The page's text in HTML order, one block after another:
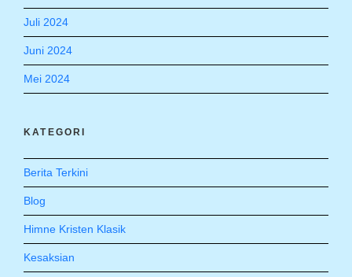
Juli 2024
Juni 2024
Mei 2024
KATEGORI
Berita Terkini
Blog
Himne Kristen Klasik
Kesaksian